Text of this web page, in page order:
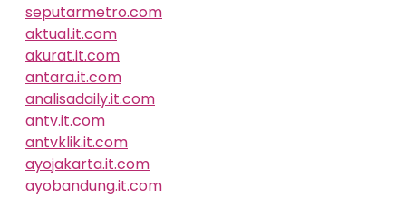
seputarmetro.com
aktual.it.com
akurat.it.com
antara.it.com
analisadaily.it.com
antv.it.com
antvklik.it.com
ayojakarta.it.com
ayobandung.it.com